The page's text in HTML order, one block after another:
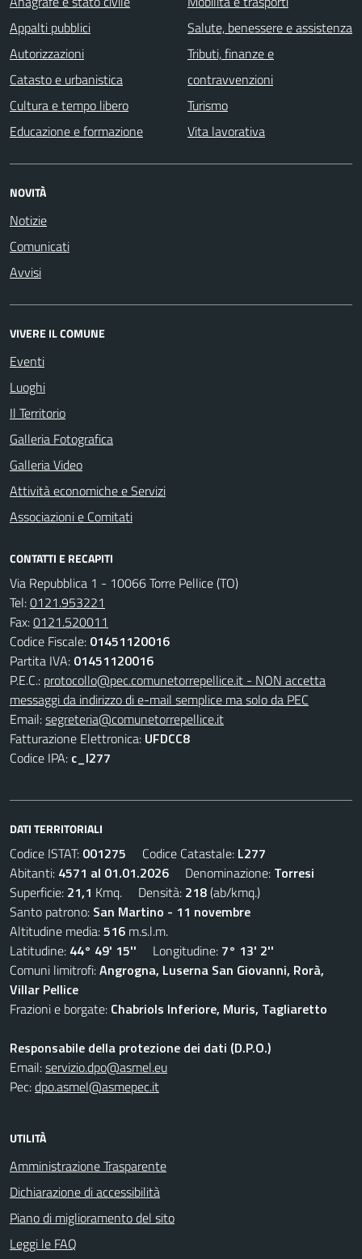
Appalti pubblici
Autorizzazioni
Catasto e urbanistica
Cultura e tempo libero
Educazione e formazione
Salute, benessere e assistenza
Tributi, finanze e
contravvenzioni
Turismo
Vita lavorativa
NOVITÀ
Notizie
Comunicati
Avvisi
VIVERE IL COMUNE
Eventi
Luoghi
Il Territorio
Galleria Fotografica
Galleria Video
Attività economiche e Servizi
Associazioni e Comitati
CONTATTI E RECAPITI
Via Repubblica 1 - 10066 Torre Pellice (TO)
Tel:0121.953221
Fax:0121.520011
Codice Fiscale: 01451120016
Partita IVA: 01451120016
P.E.C.: protocollo@pec.comunetorrepellice.it - NON accetta
messaggi da indirizzo di e-mail semplice ma solo da PEC
Email:segreteria@comunetorrepellice.it
Fatturazione Elettronica: UFDCC8
Codice IPA: c_l277
DATI TERRITORIALI
Codice ISTAT: 001275 Codice Catastale: L277
Abitanti: 4571 al 01.01.2026 Denominazione: Torresi
Superficie: 21,1 Kmq. Densità: 218(ab/kmq.)
Santo patrono: San Martino - 11 novembre
Altitudine media:516 m.s.l.m.
Latitudine: 44° 49' 15'' Longitudine: 7° 13' 2''
Comuni limitrofi:Angrogna, Luserna San Giovanni, Rorà,
Villar Pellice
Frazioni e borgate: Chabriols Inferiore, Muris, Tagliaretto
Responsabile della protezione dei dati (D.P.O.)
Email:servizio.dpo@asmel.eu
Pec:dpo.asmel@asmepec.it
UTILITÀ
Amministrazione Trasparente
Dichiarazione di accessibilità
Piano di miglioramento del sito
Leggi le FAQ